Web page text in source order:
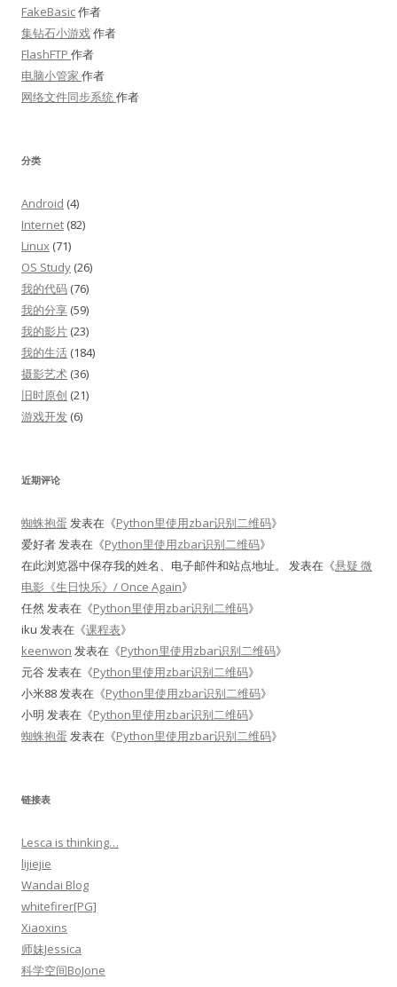
FakeBasic作者
集钻石小游戏作者
FlashFTP 作者
电脑小管家 作者
网络文件同步系统作者
分类
Android (4)
Internet (82)
Linux (71)
OS Study (26)
我的代码 (76)
我的分享 (59)
我的影片 (23)
我的生活 (184)
摄影艺术 (36)
旧时原创 (21)
游戏开发 (6)
近期评论
蜘蛛抱蛋 发表在《Python里使用zbar识别二维码》
爱好者发表在《Python里使用zbar识别二维码》
在此浏览器中保存我的姓名、电子邮件和站点地址。
发表在《悬疑 微
电影《生日快乐》/ Once Again》
任然 发表在《Python里使用zbar识别二维码》
iku 发表在《课程表》
keenwon 发表在《Python里使用zbar识别二维码》
元谷发表在《Python里使用zbar识别二维码》
小米88发表在《Python里使用zbar识别二维码》
小明 发表在《Python里使用zbar识别二维码》
蜘蛛抱蛋 发表在《Python里使用zbar识别二维码》
链接表
Lesca is thinking…
lijiejie
Wandai Blog
whitefirer[PG]
Xiaoxins
师妹Jessica
科学空间BoJone